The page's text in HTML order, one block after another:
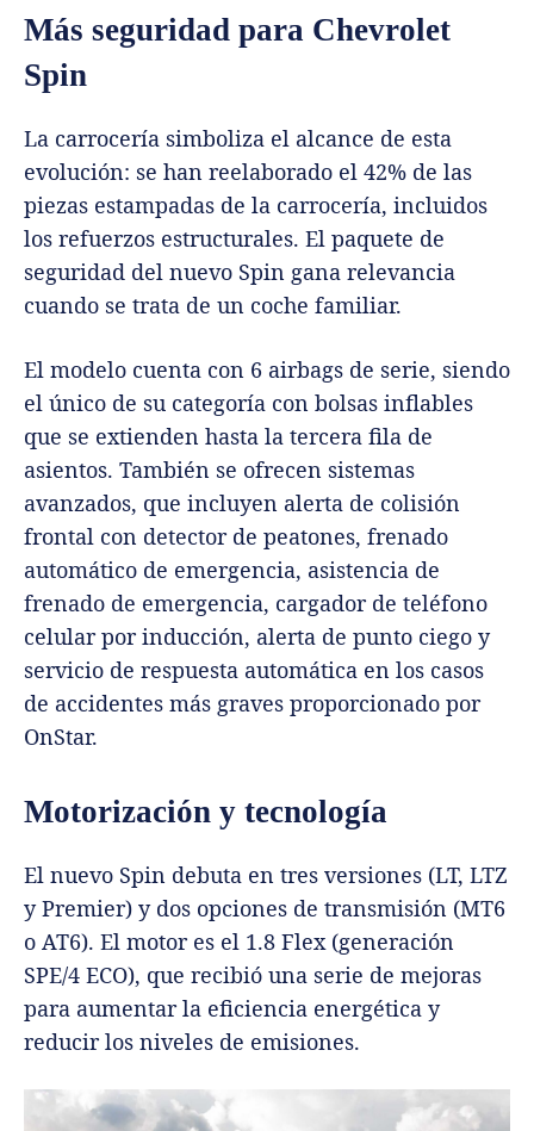
Más seguridad para Chevrolet
Spin
La carrocería simboliza el alcance de esta
evolución: se han reelaborado el 42% de las
piezas estampadas de la carrocería, incluidos
los refuerzos estructurales. El paquete de
seguridad del nuevo Spin gana relevancia
cuando se trata de un coche familiar.
El modelo cuenta con 6 airbags de serie, siendo
el único de su categoría con bolsas inflables
que se extienden hasta la tercera fila de
asientos. También se ofrecen sistemas
avanzados, que incluyen alerta de colisión
frontal con detector de peatones, frenado
automático de emergencia, asistencia de
frenado de emergencia, cargador de teléfono
celular por inducción, alerta de punto ciego y
servicio de respuesta automática en los casos
de accidentes más graves proporcionado por
OnStar.
Motorización y tecnología
El nuevo Spin debuta en tres versiones (LT, LTZ
y Premier) y dos opciones de transmisión (MT6
o AT6). El motor es el 1.8 Flex (generación
SPE/4 ECO), que recibió una serie de mejoras
para aumentar la eficiencia energética y
reducir los niveles de emisiones.